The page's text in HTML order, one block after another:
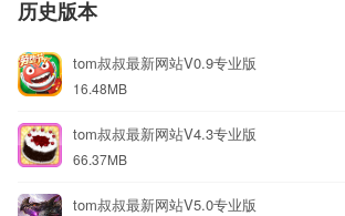
历史版本
tom叔叔最新网站V0.9专业版
16.48MB
tom叔叔最新网站V4.3专业版
66.37MB
tom叔叔最新网站V5.0专业版